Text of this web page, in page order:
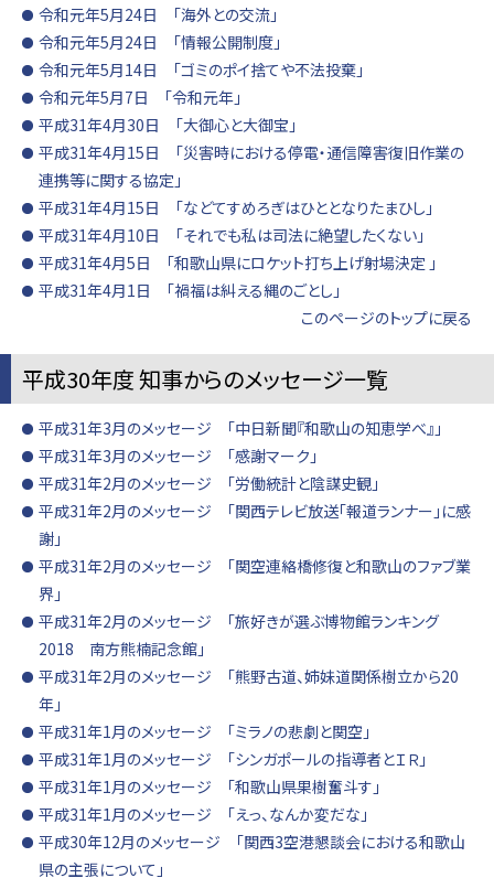
令和元年5月24日 「海外との交流」
令和元年5月24日 「情報公開制度」
令和元年5月14日 「ゴミのポイ捨てや不法投棄」
令和元年5月7日 「令和元年」
平成31年4月30日 「大御心と大御宝」
平成31年4月15日 「災害時における停電・通信障害復旧作業の
連携等に関する協定」
平成31年4月15日 「などてすめろぎはひととなりたまひし」
平成31年4月10日 「それでも私は司法に絶望したくない」
平成31年4月5日 「和歌山県にロケット打ち上げ射場決定 」
平成31年4月1日 「禍福は糾える縄のごとし」
このページのトップに戻る
平成30年度 知事からのメッセージ一覧
平成31年3月のメッセージ 「中日新聞『和歌山の知恵学べ』」
平成31年3月のメッセージ 「感謝マーク」
平成31年2月のメッセージ 「労働統計と陰謀史観」
平成31年2月のメッセージ 「関西テレビ放送「報道ランナー」に感
謝」
平成31年2月のメッセージ 「関空連絡橋修復と和歌山のファブ業
界」
平成31年2月のメッセージ 「旅好きが選ぶ博物館ランキング
2018 南方熊楠記念館」
平成31年2月のメッセージ 「熊野古道、姉妹道関係樹立から20
年」
平成31年1月のメッセージ 「ミラノの悲劇と関空」
平成31年1月のメッセージ 「シンガポールの指導者とＩＲ」
平成31年1月のメッセージ 「和歌山県果樹奮斗す」
平成31年1月のメッセージ 「えっ、なんか変だな」
平成30年12月のメッセージ 「関西3空港懇談会における和歌山
県の主張について」